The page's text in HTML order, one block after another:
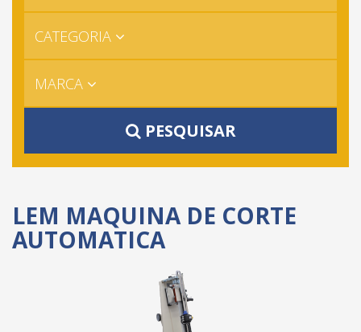
CATEGORIA
MARCA
PESQUISAR
LEM MAQUINA DE CORTE
AUTOMATICA